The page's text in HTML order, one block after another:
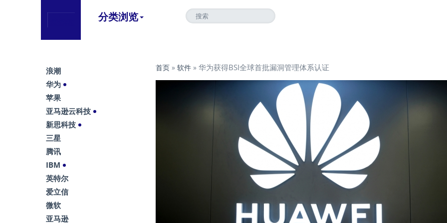
分类浏览
首页 » 软件 » 华为获得BSI全球首批漏洞管理体系认证
浪潮
华为
苹果
亚马逊云科技
新思科技
三星
腾讯
IBM
英特尔
爱立信
微软
亚马逊